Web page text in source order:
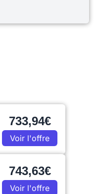
733,94€
Voir l'offre
743,63€
Voir l'offre